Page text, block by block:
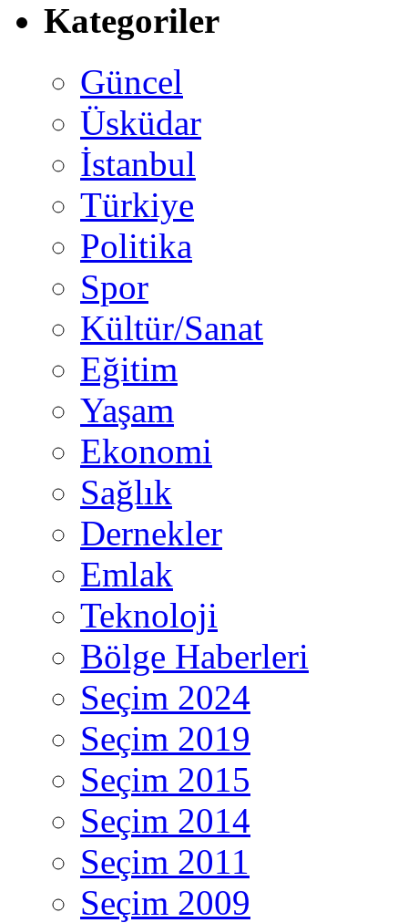
Kategoriler
Güncel
Üsküdar
İstanbul
Türkiye
Politika
Spor
Kültür/Sanat
Eğitim
Yaşam
Ekonomi
Sağlık
Dernekler
Emlak
Teknoloji
Bölge Haberleri
Seçim 2024
Seçim 2019
Seçim 2015
Seçim 2014
Seçim 2011
Seçim 2009